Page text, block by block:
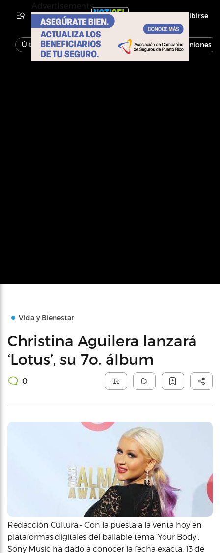
Inscribirse
Última Hora Noticias Economía Opiniones
Vida y Bienestar
Christina Aguilera lanzará
‘Lotus’, su 7o. álbum
0
Redacción Cultura.- Con la puesta a la venta hoy en
plataformas digitales del bailable tema ‘Your Body’,
Sony Music ha dado a conocer la fecha exacta, 13 de
Advertisements